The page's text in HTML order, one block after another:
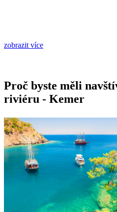
zobrazit více
Proč byste měli
riviéru - Kemer